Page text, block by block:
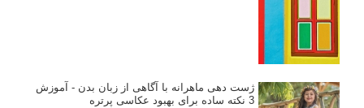
ژست دهی ماهرانه با آگاهی از زبان بدن - آموزش
3 نکته ساده برای بهبود عکاسی پرتره